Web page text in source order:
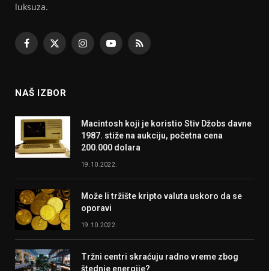
luksuza.
Facebook
X
InstagramYouTubeRSS
NAŠ IZBOR
Macintosh koji je koristio Stiv Džobs davne
1987. stiže na aukciju, početna cena
200.000 dolara
19.10.2022.
Može li tržište kripto valuta uskoro da se
oporavi
19.10.2022.
Tržni centri skraćuju radno vreme zbog
štednje energije?